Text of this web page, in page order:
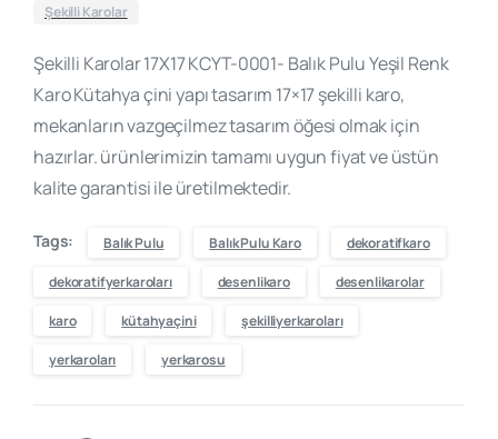
Şekilli Karolar
Şekilli Karolar 17X17 KCYT-0001- Balık Pulu Yeşil Renk
Karo Kütahya çini yapı tasarım 17×17 şekilli karo,
mekanların vazgeçilmez tasarım öğesi olmak için
hazırlar. ürünlerimizin tamamı uygun fiyat ve üstün
kalite garantisi ile üretilmektedir.
Tags: Balık Pulu Balık Pulu Karo dekoratifkaro
dekoratifyerkaroları desenlikaro desenlikarolar
karo kütahyaçini şekilliyerkaroları
yerkaroları yerkarosu